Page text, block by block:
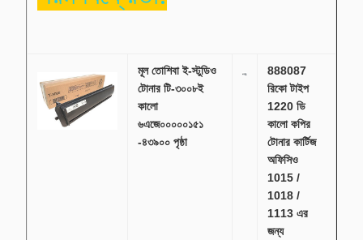
মূল তোশিবা ই-স্টুডিও
টোনার টি-৩০০৮ই
কালো
৬এজে০০০০০১৫১
-৪৩৯০০ পৃষ্ঠা
888087
রিকো টাইপ
1220 ডি
কালো কপির
টোনার কার্টিজ
অফিসিও
1015 /
1018 /
1113 এর
জন্য